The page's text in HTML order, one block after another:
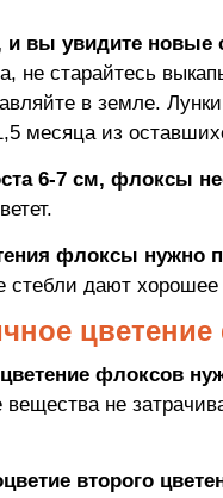
вы увидите новые
не старайтесь
в земле.
месяца из
6-7 см, флоксы
флоксы нужно
стебли дают
флоксов
не
второго